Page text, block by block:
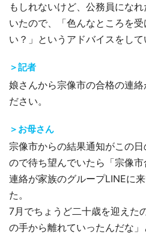
もしれないけど、公務員にな
いたので、「色んなところを
い？」というアドバイスをして
＞記者
娘さんから宗像市の合格の連
ださい。
＞お母さん
宗像市からの結果通知がこの
ので待ち望んでいたら「宗像
連絡が家族のグループLINEに
た。
7月でちょうど二十歳を迎えた
の手から離れていったんだな」